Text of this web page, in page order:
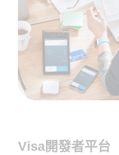
Visa開發者平台